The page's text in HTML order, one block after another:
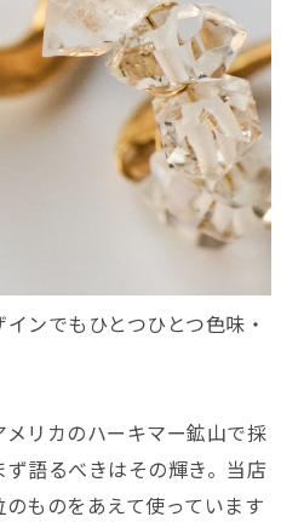
ンでもひとつひとつ色味・
リカのハーキマー鉱山で採
語るべきはその輝き。当店
ものをあえて使っています